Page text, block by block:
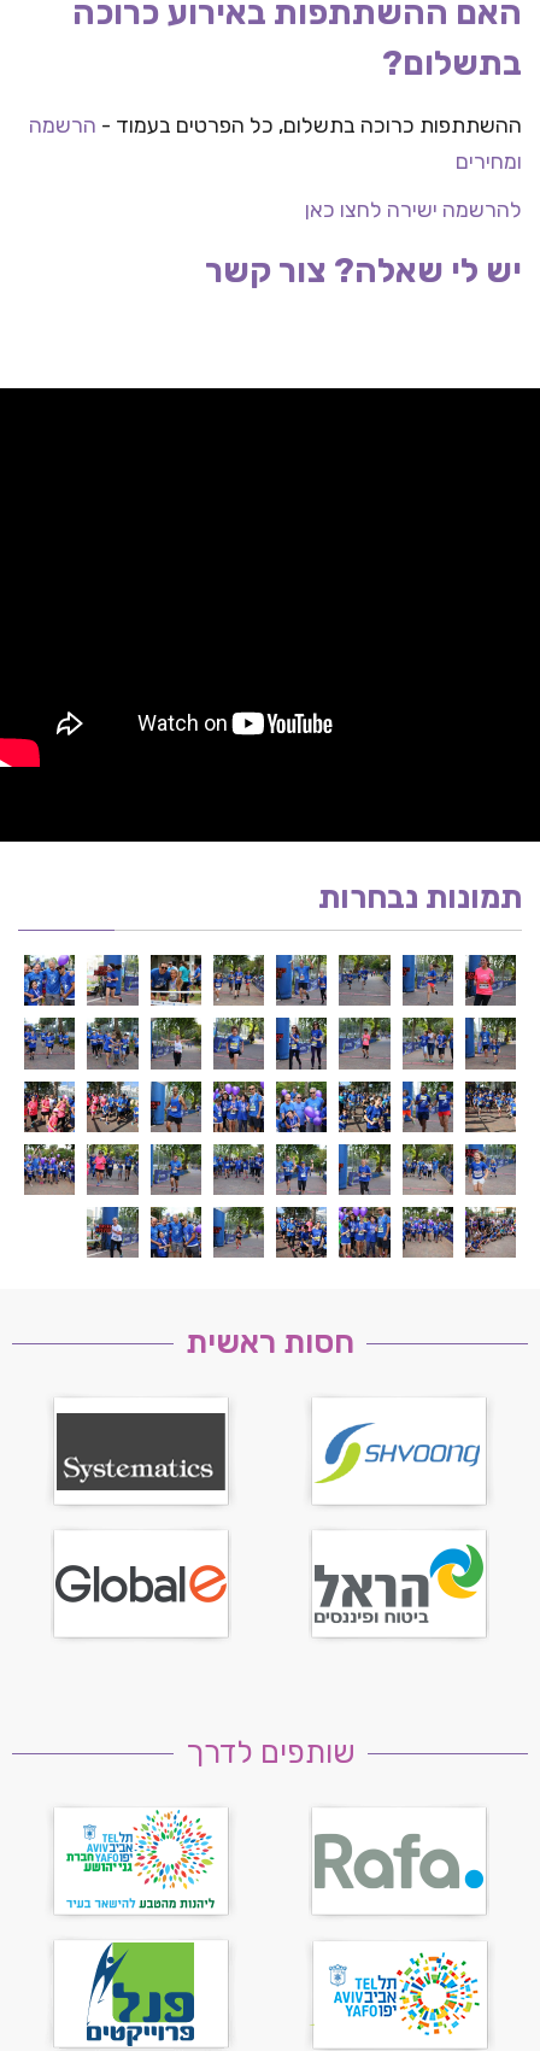
האם ההשתתפות באירוע כרוכה
בתשלום?
ההשתתפות כרוכה בתשלום, כל הפרטים בעמוד - הרשמה
ומחירים
להרשמה ישירה לחצו כאן
יש לי שאלה? צור קשר
תמונות נבחרות
חסות ראשית
שותפים לדרך